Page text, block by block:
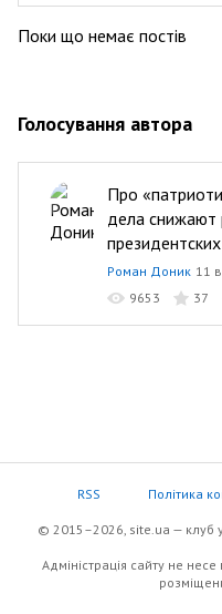
Поки що немає постів
Голосування автора
Про
дела снижают
Роман Доник 11
9653
37
RSS Політика
© 2015–2026, site.ua — клуб
Адміністрація сайту не несе